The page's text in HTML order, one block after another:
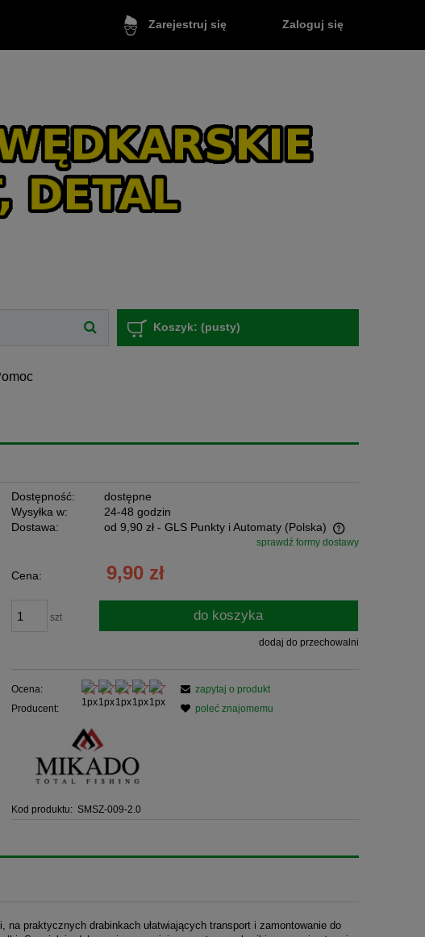
Zarejestruj się Zaloguj się
Koszyk: (pusty)
Dostępność:
dostępne
Wysyłka w:
24-48 godzin
Dostawa:
od 9,90 zł - GLS Punkty i Automaty (Polska)
Cena nie zawiera ewentualnych kosztów
płatności
sprawdź formy dostawy
Cena: 9,90 zł
szt do koszyka
dodaj do przechowalni
Ocena:
Producent:
Kod produktu: SMSZ-009-2.0
zapytaj o produkt
poleć znajomemu
na praktycznych drabinkach ułatwiających transport i zamontowanie do